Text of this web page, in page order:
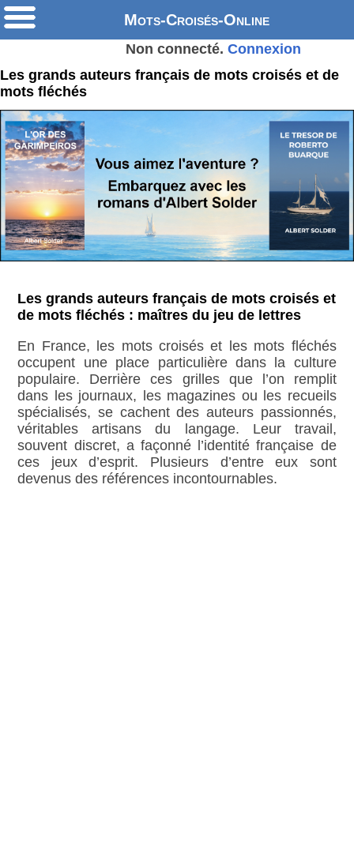
Mots-Croisés-Online
Non connecté. Connexion
Les grands auteurs français de mots croisés et de
mots fléchés
Les grands auteurs français de mots croisés et
de mots fléchés : maîtres du jeu de lettres
En France, les mots croisés et les mots fléchés
occupent une place particulière dans la culture
populaire. Derrière ces grilles que l’on remplit
dans les journaux, les magazines ou les recueils
spécialisés, se cachent des auteurs passionnés,
véritables artisans du langage. Leur travail,
souvent discret, a façonné l’identité française de
ces jeux d’esprit. Plusieurs d’entre eux sont
devenus des références incontournables.